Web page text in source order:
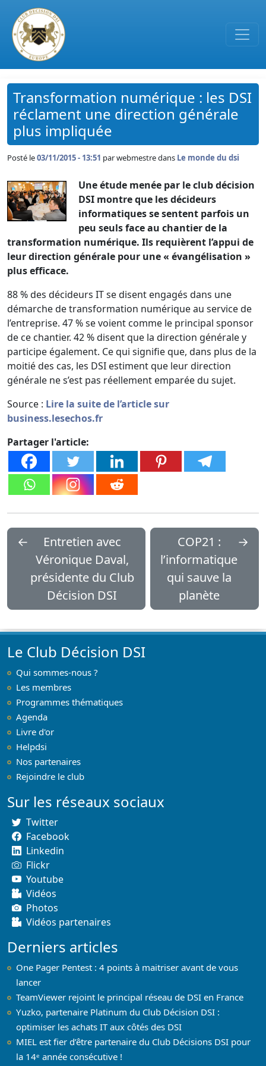
Passer au contenu principal
Transformation numérique : les DSI
réclament une direction générale
plus impliquée
Posté le03/11/2015 - 13:51 parwebmestre dans Le monde du dsi
Une étude menée par le club décision
DSI montre que les décideurs
informatiques se sentent parfois un
peu seuls face au chantier de la
transformation numérique. Ils requièrent l’appui de
leur direction générale pour une « évangélisation »
plus efficace.
88 % des décideurs IT se disent engagés dans une
démarche de transformation numérique au service de
l’entreprise. 47 % se voient comme le principal sponsor
de ce chantier. 42 % disent que la direction générale y
participe également. Ce qui signifie que, dans plus de la
moitié des cas, les DSI estiment que leur direction
générale ne s’est pas réellement emparée du sujet.
Source : Lire la suite de l’article sur
business.lesechos.fr
Partager l'article:
←
Entretien avec
Véronique Daval,
présidente du Club
Décision DSI
COP21 :
l’informatique
qui sauve la
planète
→
Le Club Décision DSI
Qui sommes-nous ?
Les membres
Programmes thématiques
Agenda
Livre d'or
Helpdsi
Nos partenaires
Rejoindre le club
Sur les réseaux sociaux
Twitter
Facebook
Linkedin
Flickr
Youtube
Vidéos
Photos
Vidéos partenaires
Derniers articles
One Pager Pentest : 4 points à maitriser avant de vous
lancer
TeamViewer rejoint le principal réseau de DSI en France
Yuzko, partenaire Platinum du Club Décision DSI :
optimiser les achats IT aux côtés des DSI
MIEL est fier d’être partenaire du Club Décisions DSI pour
la 14ᵉ année consécutive !